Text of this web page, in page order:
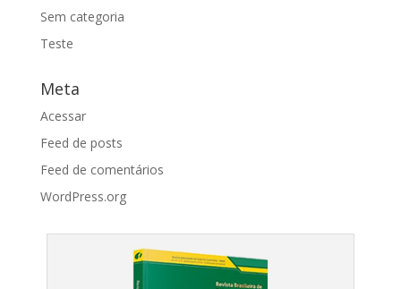
Sem categoria
Teste
Meta
Acessar
Feed de posts
Feed de comentários
WordPress.org